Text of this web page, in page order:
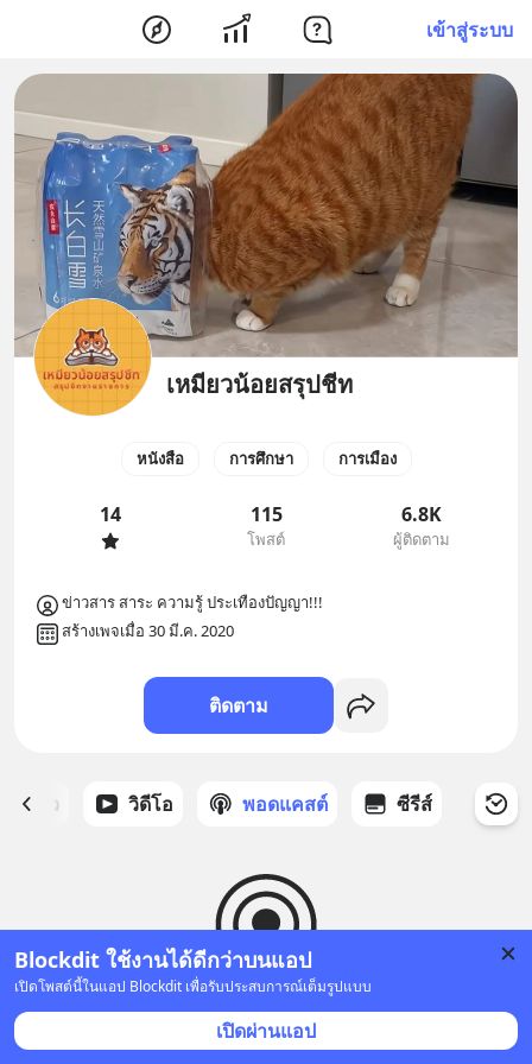
เข้าสู่ระบบ
Blockdit ใช้งานได้ดีกว่าบนแอป
เปิดโพสต์นี้ในแอป Blockdit เพื่อรับประสบการณ์เต็มรูปแบบ
เปิดผ่านแอป
เหมียวน้อยสรุปชีท
หนังสือ การศึกษา การเมือง
14 115
โพสต์
6.8K
ผู้ติดตาม
ข่าวสาร สาระ ความรู้ ประเทืองปัญญา!!!
สร้างเพจเมื่อ 30 มี.ค. 2020
ติดตาม
ด้ดาว วิดีโอ พอดแคสต์ ซีรีส์
ยังไม่มีพอดแคสต์